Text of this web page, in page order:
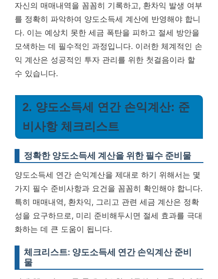
자신의 매매내역을 꼼꼼히 기록하고, 환차익 발생 여부
를 정확히 파악하여 양도소득세 계산에 반영해야 합니
다. 이는 예상치 못한 세금 폭탄을 피하고 절세 방안을
모색하는 데 필수적인 과정입니다. 이러한 체계적인 손
익 계산은 성공적인 투자 관리를 위한 첫걸음이라 할
수 있습니다.
2. 양도소득세 연간 손익계산: 준
비사항 체크리스트
정확한 양도소득세 계산을 위한 필수 준비물
양도소득세 연간 손익계산을 제대로 하기 위해서는 몇
가지 필수 준비사항과 요건을 꼼꼼히 확인해야 합니다.
특히 매매내역, 환차익, 그리고 관련 세금 계산은 정확
성을 요구하므로, 미리 준비해두시면 절세 효과를 극대
화하는 데 큰 도움이 됩니다.
체크리스트: 양도소득세 연간 손익계산 준비
물